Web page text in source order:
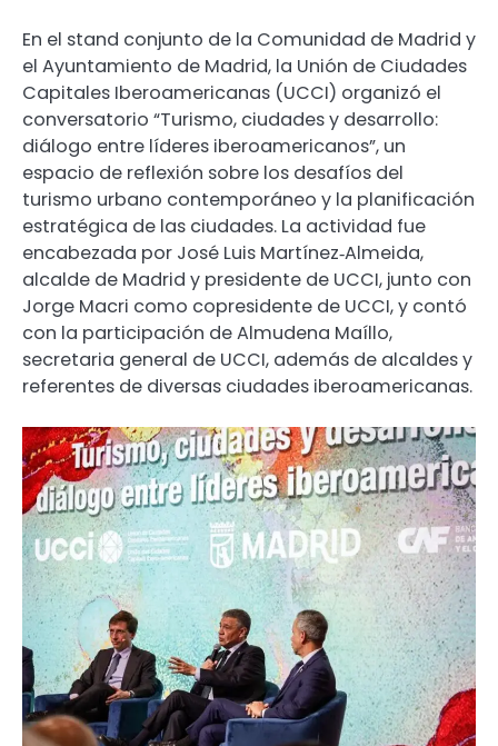
En el stand conjunto de la Comunidad de Madrid y
el Ayuntamiento de Madrid, la Unión de Ciudades
Capitales Iberoamericanas (UCCI) organizó el
conversatorio “Turismo, ciudades y desarrollo:
diálogo entre líderes iberoamericanos”, un
espacio de reflexión sobre los desafíos del
turismo urbano contemporáneo y la planificación
estratégica de las ciudades. La actividad fue
encabezada por José Luis Martínez‑Almeida,
alcalde de Madrid y presidente de UCCI, junto con
Jorge Macri como copresidente de UCCI, y contó
con la participación de Almudena Maíllo,
secretaria general de UCCI, además de alcaldes y
referentes de diversas ciudades iberoamericanas.